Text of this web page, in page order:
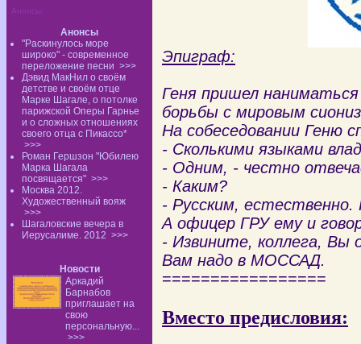
Анонсы:
Анонсы
"Раскинулось море
широко" - современное
переложение песни >>>
Дэвид МакНил о своём
детстве и своём отце
Марке Шагале, о потолке
парижской Оперы Гарнье
и о сложных отношениях
своего отца с Пикассо*
>>>
Роман Гершзон "Юбилею
Марка Шагала
посвящается" >>>
Москва 2012.
Художественный вояж
>>>
Шагаловские вечера в
Иерусалиме. 2012 >>>
Новости
Аркадий
Барнабов
приглашает на
свою
персональную...
>>>
Эпиграф:
Геня пришел
борьбы с мировым
На собеседовании Геню
- Сколькими языками
- Одним, - честно
- Каким?
- Русским,
А офицер ГРУ ему и
- Извините, коллега, Вы
Вам надо в МОССАД.
=================
Вместо предисловия: